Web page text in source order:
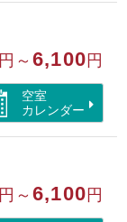
円～6,100 円
空室
カレンダー
円～6,100 円